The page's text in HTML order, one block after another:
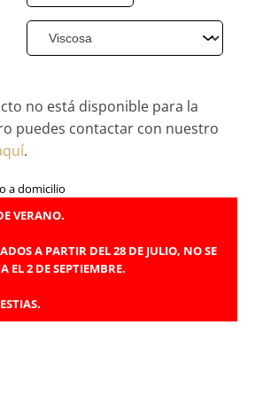
no está disponible para la
puedes contactar con nuestro
.
a domicilio
VERANO.
A PARTIR DEL 28 DE JULIO, NO SE
EL 2 DE SEPTIEMBRE.